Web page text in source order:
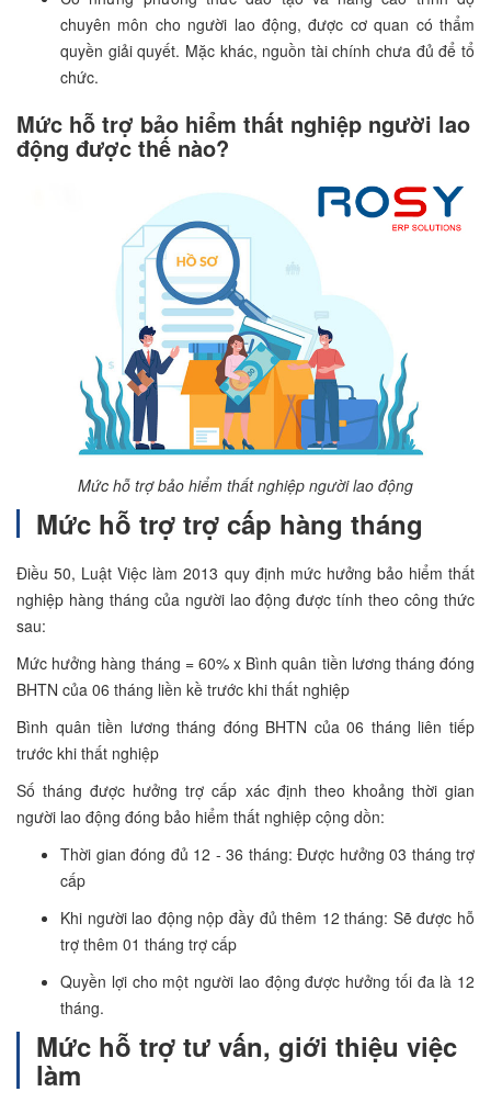
chuyên môn cho người lao động, được cơ quan có thẩm
quyền giải quyết. Mặc khác, nguồn tài chính chưa đủ để tổ
chức.
Mức hỗ trợ bảo hiểm thất nghiệp người lao
động được thế nào?
Mức hỗ trợ bảo hiểm thất nghiệp người lao động
Mức hỗ trợ trợ cấp hàng tháng
Điều 50, Luật Việc làm 2013 quy định mức hưởng bảo hiểm thất
nghiệp hàng tháng của người lao động được tính theo công thức
sau:
Mức hưởng hàng tháng = 60% x Bình quân tiền lương tháng đóng
BHTN của 06 tháng liền kề trước khi thất nghiệp
Bình quân tiền lương tháng đóng BHTN của 06 tháng liên tiếp
trước khi thất nghiệp
Số tháng được hưởng trợ cấp xác định theo khoảng thời gian
người lao động đóng bảo hiểm thất nghiệp cộng dồn:
Thời gian đóng đủ 12 - 36 tháng: Được hưởng 03 tháng trợ
cấp
Khi người lao động nộp đầy đủ thêm 12 tháng: Sẽ được hỗ
trợ thêm 01 tháng trợ cấp
Quyền lợi cho một người lao động được hưởng tối đa là 12
tháng.
Mức hỗ trợ tư vấn, giới thiệu việc
làm